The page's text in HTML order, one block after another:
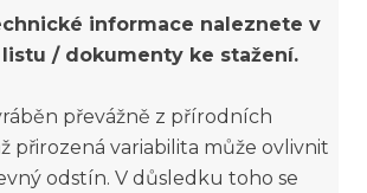
informace naleznete v
/ dokumenty ke stažení.
převážně z přírodních
přirozená variabilita může ovlivnit
odstín. V důsledku toho se